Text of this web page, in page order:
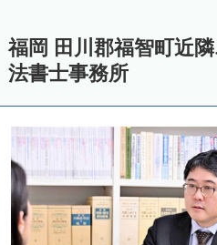
福岡 田川郡福智町近
法書士事務所